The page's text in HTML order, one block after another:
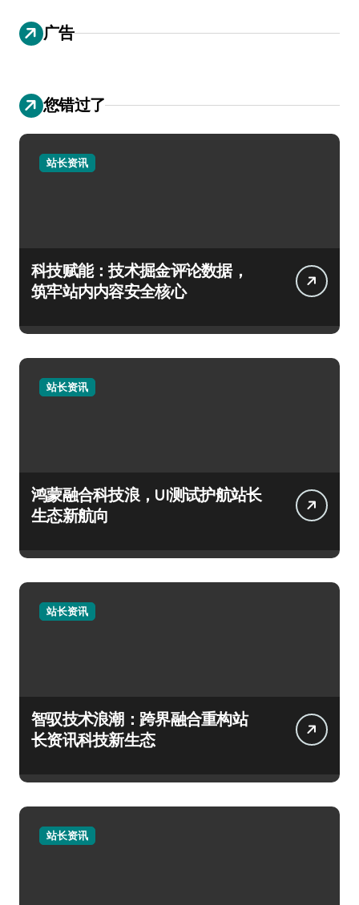
广告
您错过了
站长资讯
科技赋能：技术掘金评论数据，
筑牢站内内容安全核心
站长资讯
鸿蒙融合科技浪，UI测试护航站长
生态新航向
站长资讯
智驭技术浪潮：跨界融合重构站
长资讯科技新生态
站长资讯